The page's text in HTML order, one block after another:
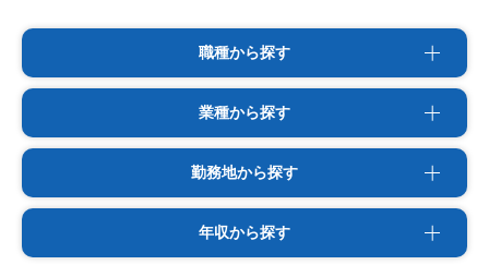
職種から探す
業種から探す
勤務地から探す
年収から探す